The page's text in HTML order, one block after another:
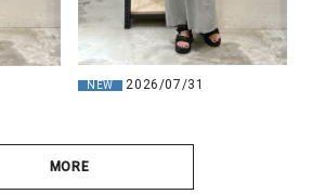
NEW 2026/07/31
MORE